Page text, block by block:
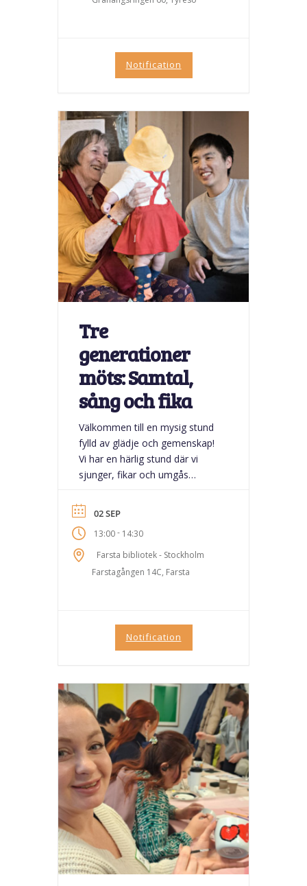
Notification
Tre
generationer
möts: Samtal,
sång och fika
Välkommen till en mysig stund
fylld av glädje och gemenskap!
Vi har en härlig stund där vi
sjunger, fikar och umgås
varm och lekfull stund över
generationsgränserna! Till
denna träff välkomnar vi
föräldrar med barn upp till 2 år
(även äldre syskon), samt
02 SEP
13:00- 14:30
Farsta bibliotek - Stockholm
Farstagången 14C, Farsta
Notification